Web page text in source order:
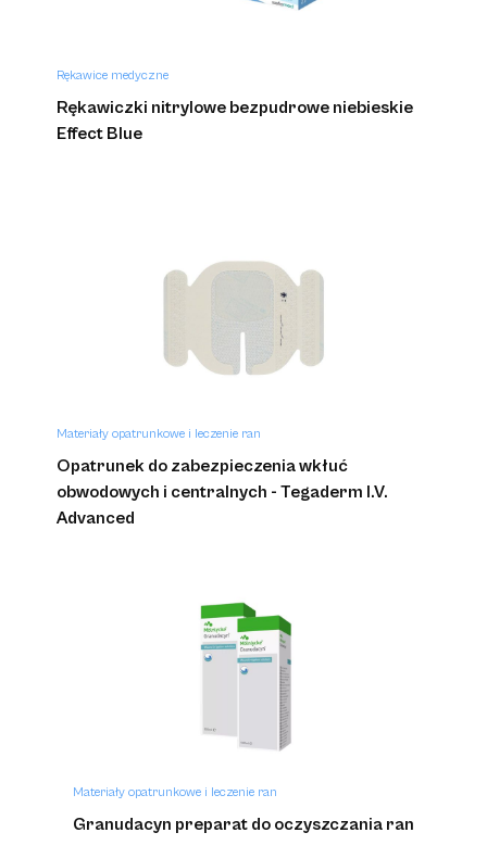
Rękawice medyczne
Rękawiczki nitrylowe bezpudrowe niebieskie
Effect Blue
Materiały opatrunkowe i leczenie ran
Opatrunek do zabezpieczenia wkłuć
obwodowych i centralnych - Tegaderm I.V.
Advanced
Materiały opatrunkowe i leczenie ran
Granudacyn preparat do oczyszczania ran